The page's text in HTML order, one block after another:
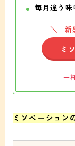
毎月違う味
新
ミ
一
ミソベーション